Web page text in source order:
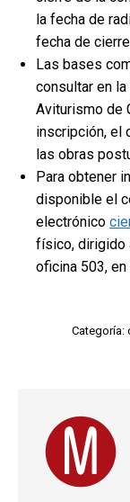
la fecha de
fecha de
Las bases
consultar en
Aviturismo de
inscripción, el
las obras
Para obtener
disponible el
electrónico
físico, dirigido
oficina 503,
Categoría: